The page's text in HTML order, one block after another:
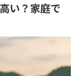
い？家庭で